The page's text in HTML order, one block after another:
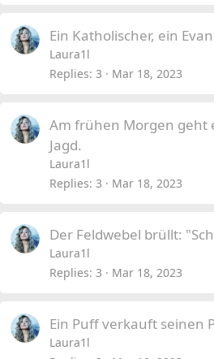
Ein Katholischer, ein
Laura1l
Replies 3 Mar 18, 2023
Am frühen Morgen geht
Jagd.
Laura1l
Replies 3 Mar 18, 2023
Der Feldwebel brüllt:
Laura1l
Replies 3 Mar 18, 2023
Ein Puff verkauft seinen
Laura1l